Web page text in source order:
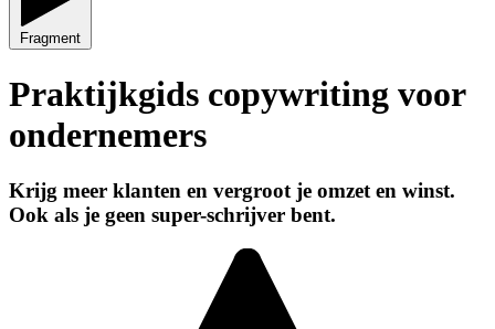
Fragment
Praktijkgids copywriting voor
ondernemers
Krijg meer klanten en vergroot je omzet en winst.
Ook als je geen super-schrijver bent.